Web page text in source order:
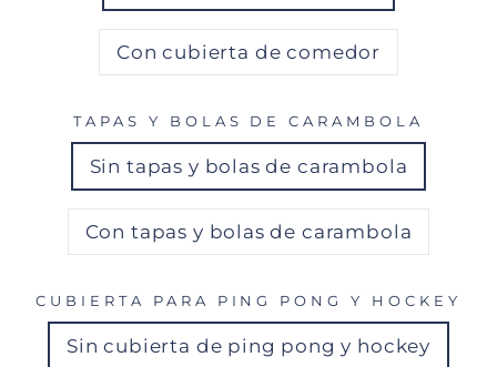
Con cubierta de comedor
TAPAS Y BOLAS DE CARAMBOLA
Sin tapas y bolas de carambola
Con tapas y bolas de carambola
CUBIERTA PARA PING PONG Y HOCKEY
Sin cubierta de ping pong y hockey